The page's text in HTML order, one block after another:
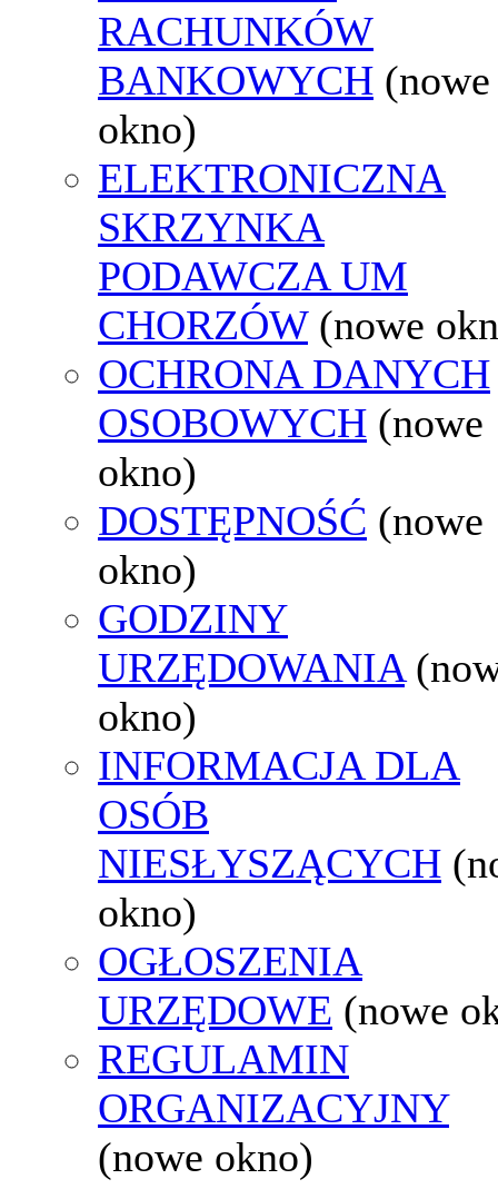
RACHUNKÓW
BANKOWYCH (nowe
okno)
ELEKTRONICZNA
SKRZYNKA
PODAWCZA UM
CHORZÓW (nowe
OCHRONA DANYCH
OSOBOWYCH (nowe
okno)
DOSTĘPNOŚĆ (nowe
okno)
GODZINY
URZĘDOWANIA
okno)
INFORMACJA DLA
OSÓB
NIESŁYSZĄCYCH
okno)
OGŁOSZENIA
URZĘDOWE (nowe
REGULAMIN
ORGANIZACYJNY
(nowe okno)